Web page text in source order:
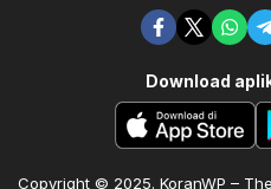
Download
Copyright © 2025. KoranWP –